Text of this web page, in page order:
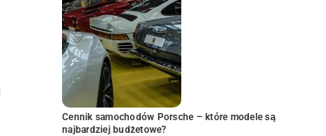
Cennik samochodów Porsche – które modele są
najbardziej budżetowe?